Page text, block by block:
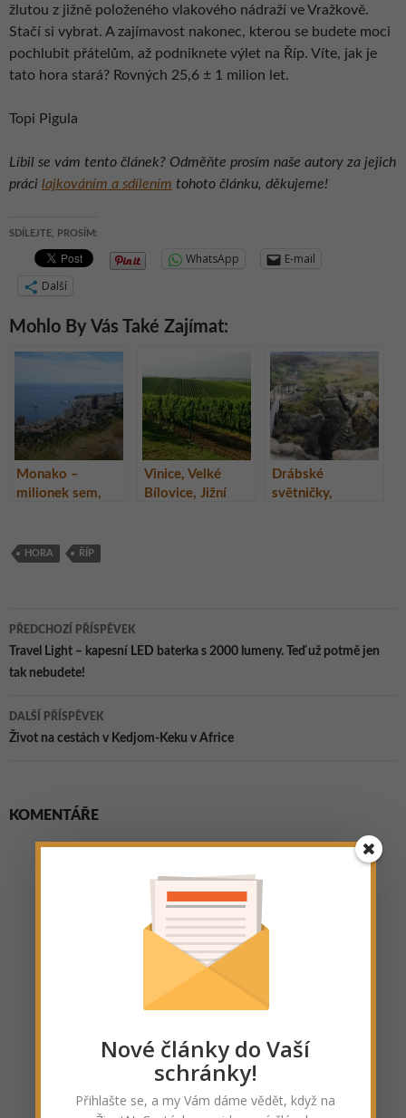
žlutou z jižně položeného vlakového nádraží ve Vražkově.
Stačí si vybrat. A zajímavost nakonec, kterou se budete moci
pochlubit přátelům, až podniknete výlet na Říp. Víte, jak je
tato hora stará? Rovných 25,6 ± 1 milion let.
Topi Pigula
Líbil se vám tento článek? Odměňte prosím naše autory za jejich
práci lajkováním a sdílením tohoto článku, děkujeme!
SDÍLEJTE, PROSÍM:
WhatsApp
E-mail
Další
Mohlo By Vás Také Zajímat:
Monako –
milionek sem,
Vinice, Velké
Bílovice, Jižní
Drábské
světničky,
HORA ŘÍP
Navigace
pro
PŘEDCHOZÍ PŘÍSPĚVEK
Travel Light – kapesní LED baterka s 2000 lumeny. Teď už potmě jen
tak nebudete!
DALŠÍ PŘÍSPĚVEK
Život na cestách v Kedjom-Keku v Africe
KOMENTÁŘE
Nové články do Vaší
schránky!
Přihlašte se, a my Vám dáme vědět, když na